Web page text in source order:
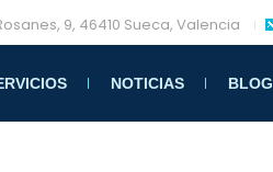
9, 46410 Sueca, Valencia
NOTICIAS BLOG